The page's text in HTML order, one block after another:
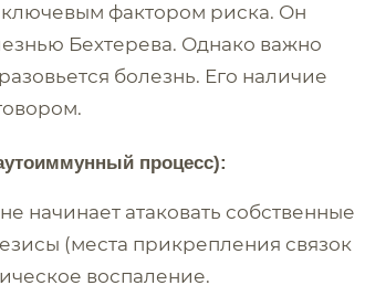
ключевым фактором риска. Он
Бехтерева. Однако важно
болезнь. Его наличие
процесс):
начинает атаковать собственные
(места прикрепления связок
воспаление.